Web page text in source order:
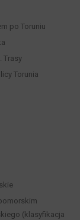
po Toruniu
Trasy
Torunia
(klasyfikacja